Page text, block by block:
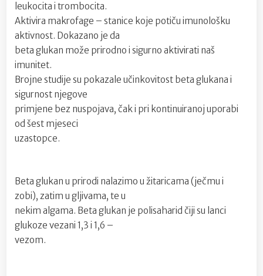
leukocita i trombocita.
Aktivira makrofage – stanice koje potiču imunološku
aktivnost. Dokazano je da
beta glukan može prirodno i sigurno aktivirati naš
imunitet.
Brojne studije su pokazale učinkovitost beta glukana i
sigurnost njegove
primjene bez nuspojava, čak i pri kontinuiranoj uporabi
od šest mjeseci
uzastopce.
Beta glukan u prirodi nalazimo u žitaricama (ječmu i
zobi), zatim u gljivama, te u
nekim algama. Beta glukan je polisaharid čiji su lanci
glukoze vezani 1,3 i 1,6 –
vezom.